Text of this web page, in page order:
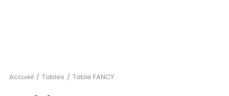
Accueil Tables Table FANCY